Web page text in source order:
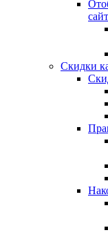
Скидки